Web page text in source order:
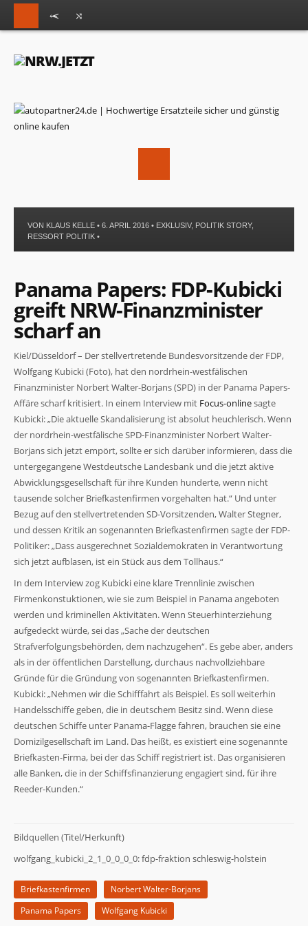
VON KLAUS KELLE • 6. APRIL 2016 • EXKLUSIV, POLITIK STORY,
RESSORT POLITIK •
Panama Papers: FDP-Kubicki
greift NRW-Finanzminister
scharf an
Kiel/Düsseldorf – Der stellvertretende Bundesvorsitzende der FDP,
Wolfgang Kubicki (Foto), hat den nordrhein-westfälischen
Finanzminister Norbert Walter-Borjans (SPD) in der Panama Papers-
Affäre scharf kritisiert. In einem Interview mit Focus-onlinesagte
Kubicki: „Die aktuelle Skandalisierung ist absolut heuchlerisch. Wenn
der nordrhein-westfälische SPD-Finanzminister Norbert Walter-
Borjans sich jetzt empört, sollte er sich darüber informieren, dass die
untergegangene Westdeutsche Landesbank und die jetzt aktive
Abwicklungsgesellschaft für ihre Kunden hunderte, wenn nicht
tausende solcher Briefkastenfirmen vorgehalten hat.“ Und unter
Bezug auf den stellvertretenden SD-Vorsitzenden, Walter Stegner,
und dessen Kritik an sogenannten Briefkastenfirmen sagte der FDP-
Politiker: „Dass ausgerechnet Sozialdemokraten in Verantwortung
sich jetzt aufblasen, ist ein Stück aus dem Tollhaus.“
In dem Interview zog Kubicki eine klare Trennlinie zwischen
Firmenkonstuktionen, wie sie zum Beispiel in Panama angeboten
werden und kriminellen Aktivitäten. Wenn Steuerhinterziehung
aufgedeckt würde, sei das „Sache der deutschen
Strafverfolgungsbehörden, dem nachzugehen“. Es gebe aber, anders
als in der öffentlichen Darstellung, durchaus nachvollziehbare
Gründe für die Gründung von sogenannten Briefkastenfirmen.
Kubicki: „Nehmen wir die Schifffahrt als Beispiel. Es soll weiterhin
Handelsschiffe geben, die in deutschem Besitz sind. Wenn diese
deutschen Schiffe unter Panama-Flagge fahren, brauchen sie eine
Domizilgesellschaft im Land. Das heißt, es existiert eine sogenannte
Briefkasten-Firma, bei der das Schiff registriert ist. Das organisieren
alle Banken, die in der Schiffsfinanzierung engagiert sind, für ihre
Reeder-Kunden.“
Bildquellen (Titel/Herkunft)
wolfgang_kubicki_2_1_0_0_0_0: fdp-fraktion schleswig-holstein
Briefkastenfirmen
Norbert Walter-Borjans
Panama Papers
Wolfgang Kubicki
Notwendig
Diese
Cookies
sind nicht
optional. Sie
werden
benötigt,
damit die
Website
funktioniert.
Statistiken
Damit wir die
Funktionalität
der Website
basierend
auf der
Nutzung der
verbessern
können.
Erfahrung
Damit unsere
während
Ihres
funktioniert.
Wenn Sie
diese Cookies
verschwinden
einige
Funktionen